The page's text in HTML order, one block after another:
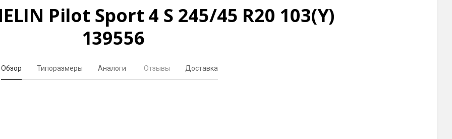
Pilot Sport 4 S 245/45 R20 103(Y)
139556
Обзор Типоразмеры Аналоги Отзывы Доставка